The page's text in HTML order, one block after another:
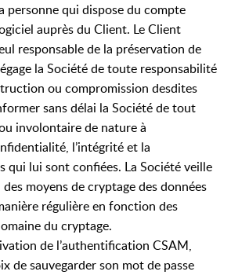
personne qui dispose du compte
auprès du Client. Le Client
responsable de la préservation de
la Société de toute responsabilité
ou compromission desdites
sans délai la Société de tout
involontaire de nature à
l’intégrité et la
qui lui sont confiées. La Société veille
moyens de cryptage des données
régulière en fonction des
du cryptage.
de l’authentification CSAM,
de sauvegarder son mot de passe